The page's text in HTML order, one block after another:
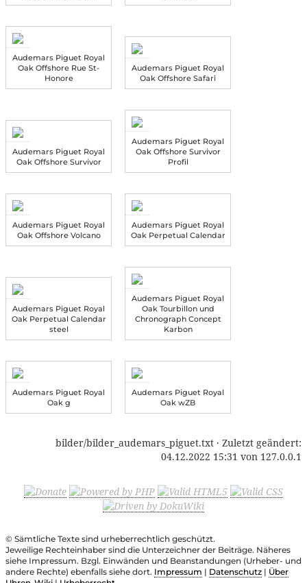
Audemars Piguet Royal
Oak Offshore Rue St-
Honore
Audemars Piguet Royal
Oak Offshore Safari
Audemars Piguet Royal
Oak Offshore Survivor
Audemars Piguet Royal
Oak Offshore Survivor
Profil
Audemars Piguet Royal
Oak Offshore Volcano
Audemars Piguet Royal
Oak Perpetual Calendar
Audemars Piguet Royal
Oak Perpetual Calendar
steel
Audemars Piguet Royal
Oak Tourbillon und
Chronograph Concept
Karbon
Audemars Piguet Royal
Oak g
Audemars Piguet Royal
Oak wZB
bilder/bilder_audemars_piguet.txt · Zuletzt geändert:
04.12.2022 15:31 von 127.0.0.1
© Sämtliche Texte sind urheberrechtlich geschützt.
Jeweilige Rechteinhaber sind die Unterzeichner der Beiträge. Näheres
siehe Impressum. Bzgl. Einwänden und Beanstandungen (Urheber- und
andere Rechte) ebenfalls siehe dort. Impressum | Datenschutz | Über